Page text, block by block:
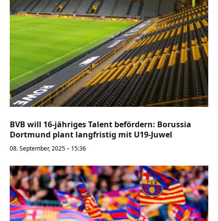
BVB will 16-jähriges Talent befördern: Borussia
Dortmund plant langfristig mit U19-Juwel
08. September, 2025 – 15:36